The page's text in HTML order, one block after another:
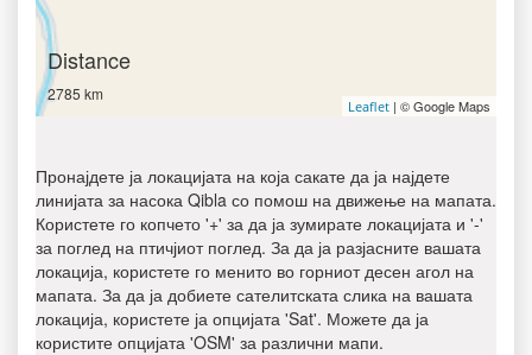
Distance
2785 km
Leaflet | © Google Maps
Пронајдете ја локацијата на која сакате да ја најдете
линијата за насока Qibla со помош на движење на мапата.
Користете го копчето '+' за да ја зумирате локацијата и '-'
за поглед на птичјиот поглед. За да ја разјасните вашата
локација, користете го менито во горниот десен агол на
мапата. За да ја добиете сателитската слика на вашата
локација, користете ја опцијата 'Sat'. Можете да ја
користите опцијата 'OSM' за различни мапи.